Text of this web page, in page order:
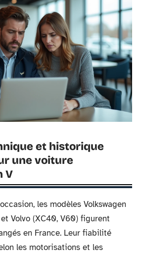
et historique
une voiture
V
les modèles Volkswagen
Volvo (XC40, V60) figurent
en France. Leur fiabilité
les motorisations et les